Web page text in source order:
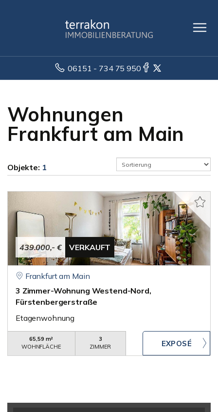
06151 - 734 75 950
Wohnungen
Frankfurt am Main
Objekte: 1
439.000,- € VERKAUFT
Frankfurt am Main
3 Zimmer-Wohnung Westend-Nord,
Fürstenbergerstraße
Etagenwohnung
65,59 m²
WOHNFLÄCHE
3
ZIMMER